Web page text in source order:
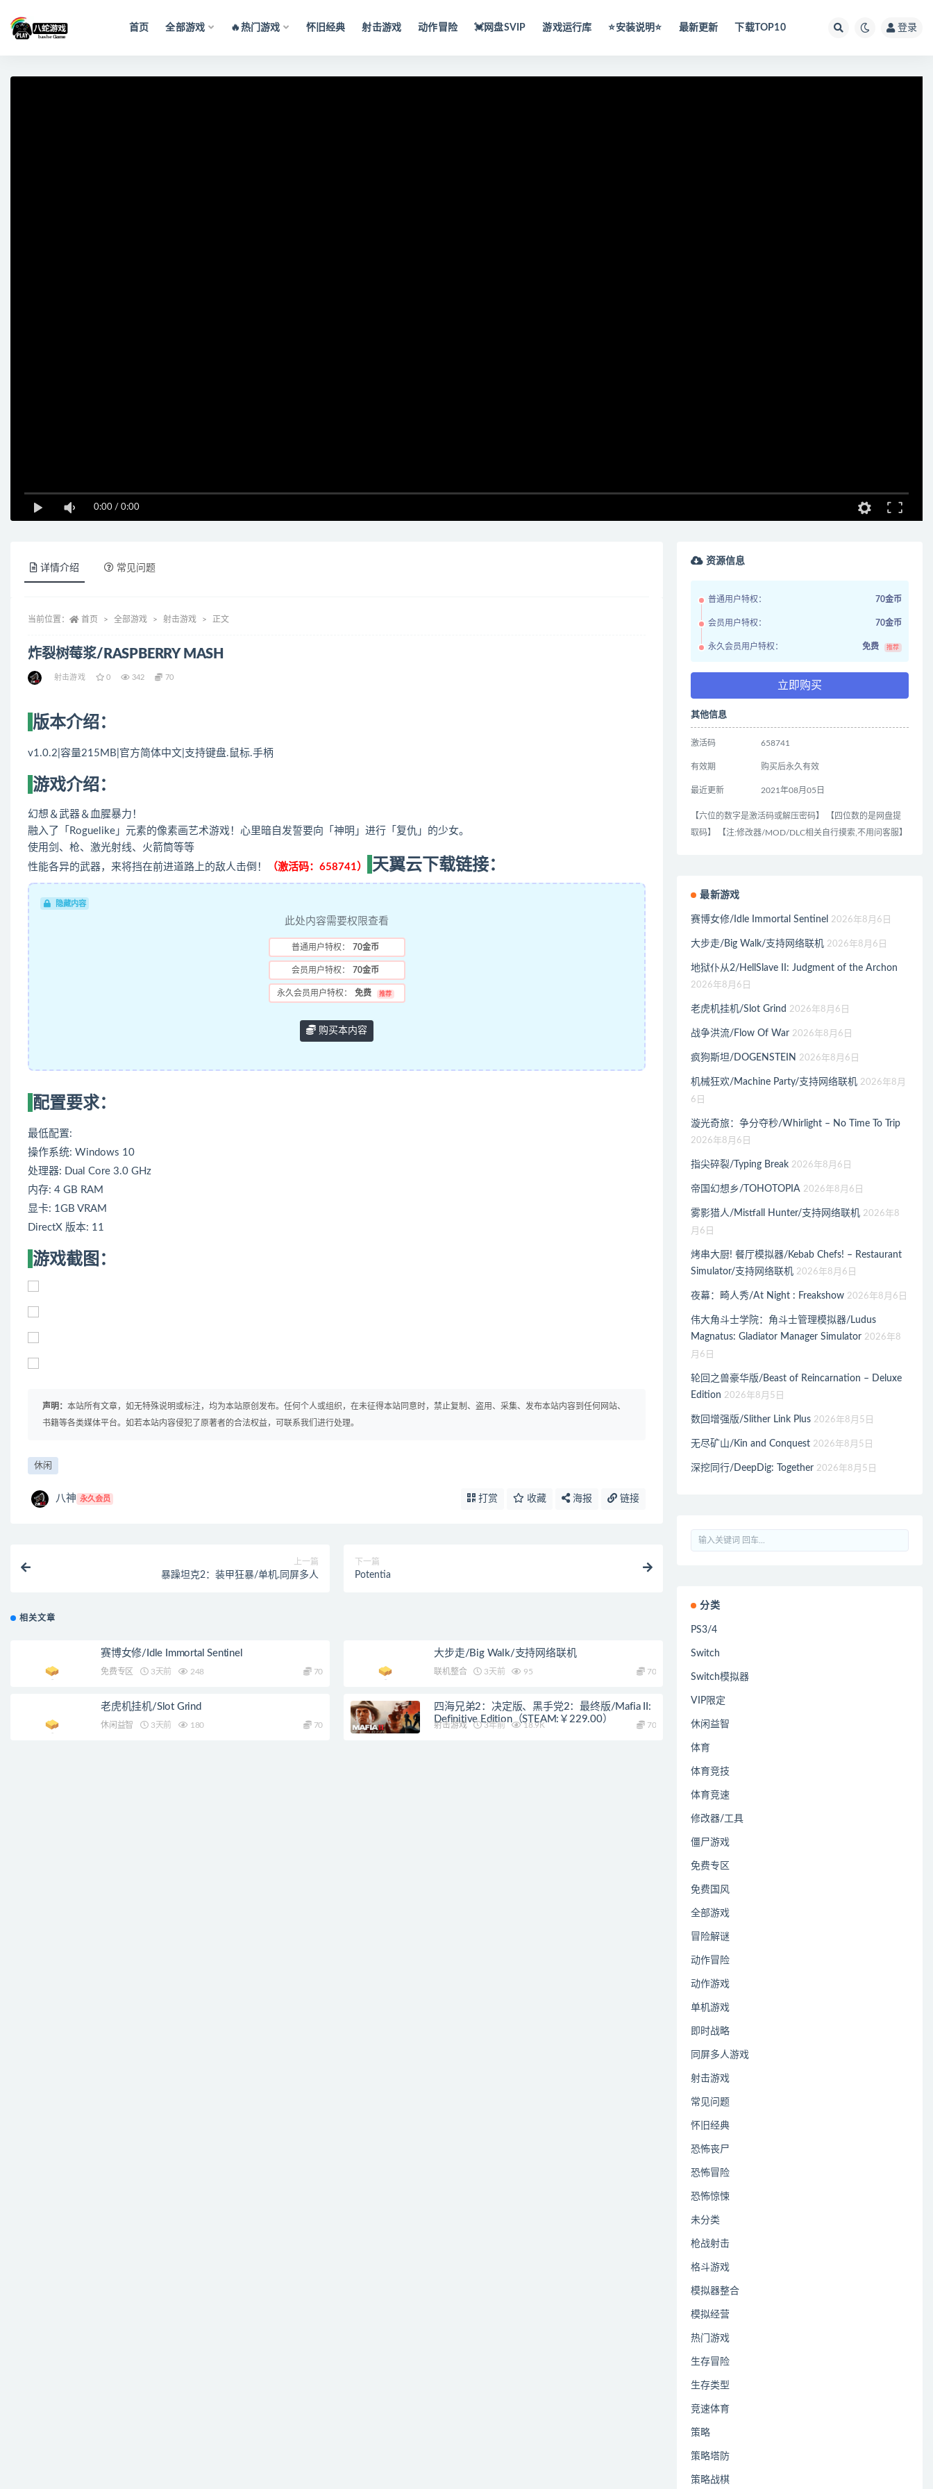
首页 全部游戏 🔥热门游戏 怀旧经典 射击游戏 动作冒险 💓网盘SVIP 游戏运行库 ⭐️安装说明⭐️ 最新更新 下载TOP10 登录
0:00 / 0:00
详情介绍 常见问题
当前位置： 首页 全部游戏 射击游戏 正文
炸裂树莓浆/RASPBERRY MASH
射击游戏 0 342 70
版本介绍：
v1.0.2|容量215MB|官方简体中文|支持键盘.鼠标.手柄
游戏介绍：
幻想＆武器＆血腥暴力！
融入了「Roguelike」元素的像素画艺术游戏！心里暗自发誓要向「神明」进行「复仇」的少女。
使用剑、枪、激光射线、火箭筒等等
性能各异的武器，来将挡在前进道路上的敌人击倒！
（激活码：658741） 天翼云下载链接：
隐藏内容
此处内容需要权限查看
普通用户特权： 70金币
会员用户特权： 70金币
永久会员用户特权： 免费 推荐
购买本内容
配置要求：
最低配置:
操作系统: Windows 10
处理器: Dual Core 3.0 GHz
内存: 4 GB RAM
显卡: 1GB VRAM
DirectX 版本: 11
游戏截图：
声明： 本站所有文章，如无特殊说明或标注，均为本站原创发布。任何个人或组织，在未征得本站同意时，禁止复制、盗用、采集、发布本站内容到任何网站、
书籍等各类媒体平台。如若本站内容侵犯了原著者的合法权益，可联系我们进行处理。
休闲
八神 永久会员 打赏 收藏 海报 链接
上一篇
暴躁坦克2：装甲狂暴/单机.同屏多人
下一篇
Potentia
相关文章
赛博女修/Idle Immortal Sentinel
免费专区 3天前 248 70
大步走/Big Walk/支持网络联机
联机整合 3天前 95 70
老虎机挂机/Slot Grind
休闲益智 3天前 180 70
四海兄弟2：决定版、黑手党2：最终版/Mafia II:
Definitive Edition（STEAM:￥229.00）
射击游戏 3年前 18.9K 70
资源信息
普通用户特权： 70金币
会员用户特权： 70金币
永久会员用户特权： 免费 推荐
立即购买
其他信息
激活码 658741
有效期 购买后永久有效
最近更新 2021年08月05日
【六位的数字是激活码或解压密码】 【四位数的是网盘提
取码】 【注:修改器/MOD/DLC相关自行摸索,不用问客服】
最新游戏
赛博女修/Idle Immortal Sentinel 2026年8月6日
大步走/Big Walk/支持网络联机 2026年8月6日
地狱仆从2/HellSlave II: Judgment of the Archon
2026年8月6日
老虎机挂机/Slot Grind 2026年8月6日
战争洪流/Flow Of War 2026年8月6日
疯狗斯坦/DOGENSTEIN 2026年8月6日
机械狂欢/Machine Party/支持网络联机 2026年8月
6日
漩光奇旅：争分夺秒/Whirlight – No Time To Trip
2026年8月6日
指尖碎裂/Typing Break 2026年8月6日
帝国幻想乡/TOHOTOPIA 2026年8月6日
雾影猎人/Mistfall Hunter/支持网络联机 2026年8
月6日
烤串大厨! 餐厅模拟器/Kebab Chefs! – Restaurant
Simulator/支持网络联机 2026年8月6日
夜幕：畸人秀/At Night : Freakshow 2026年8月6日
伟大角斗士学院：角斗士管理模拟器/Ludus
Magnatus: Gladiator Manager Simulator 2026年8
月6日
轮回之兽豪华版/Beast of Reincarnation – Deluxe
Edition 2026年8月5日
数回增强版/Slither Link Plus 2026年8月5日
无尽矿山/Kin and Conquest 2026年8月5日
深挖同行/DeepDig: Together 2026年8月5日
分类
PS3/4
Switch
Switch模拟器
VIP限定
休闲益智
体育
体育竞技
体育竞速
修改器/工具
僵尸游戏
免费专区
免费国风
全部游戏
冒险解谜
动作冒险
动作游戏
单机游戏
即时战略
同屏多人游戏
射击游戏
常见问题
怀旧经典
恐怖丧尸
恐怖冒险
恐怖惊悚
未分类
枪战射击
格斗游戏
模拟器整合
模拟经营
热门游戏
生存冒险
生存类型
竞速体育
策略
策略塔防
策略战棋